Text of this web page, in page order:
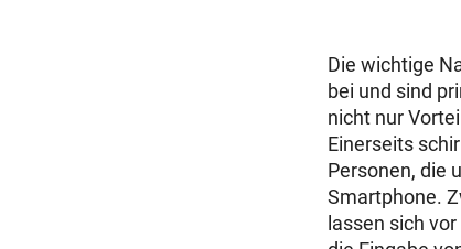
Die wichtige
bei und sind
nicht nur
Einerseits
Personen, die
Smartphone.
lassen sich